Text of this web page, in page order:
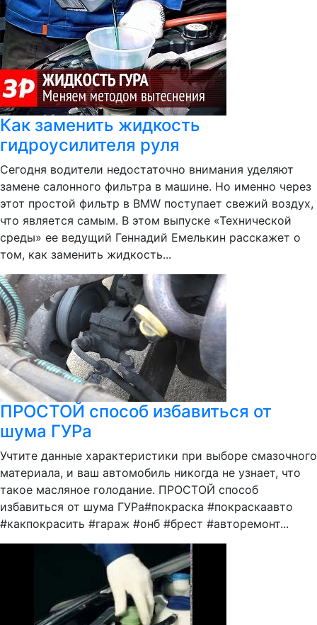
Как заменить жидкость
гидроусилителя руля
Сегодня водители недостаточно внимания уделяют
замене салонного фильтра в машине. Но именно через
этот простой фильтр в BMW поступает свежий воздух,
что является самым. В этом выпуске «Технической
среды» ее ведущий Геннадий Емелькин расскажет о
том, как заменить жидкость...
ПРОСТОЙ способ избавиться от
шума ГУРа
Учтите данные характеристики при выборе смазочного
материала, и ваш автомобиль никогда не узнает, что
такое масляное голодание. ПРОСТОЙ способ
избавиться от шума ГУРа#покраска #покраскаавто
#какпокрасить #гараж #онб #брест #авторемонт...